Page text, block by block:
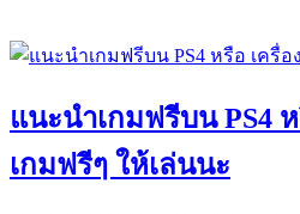
แนะนำเกมฟรีบน PS4
เกมฟรีๆ ให้เล่นนะ